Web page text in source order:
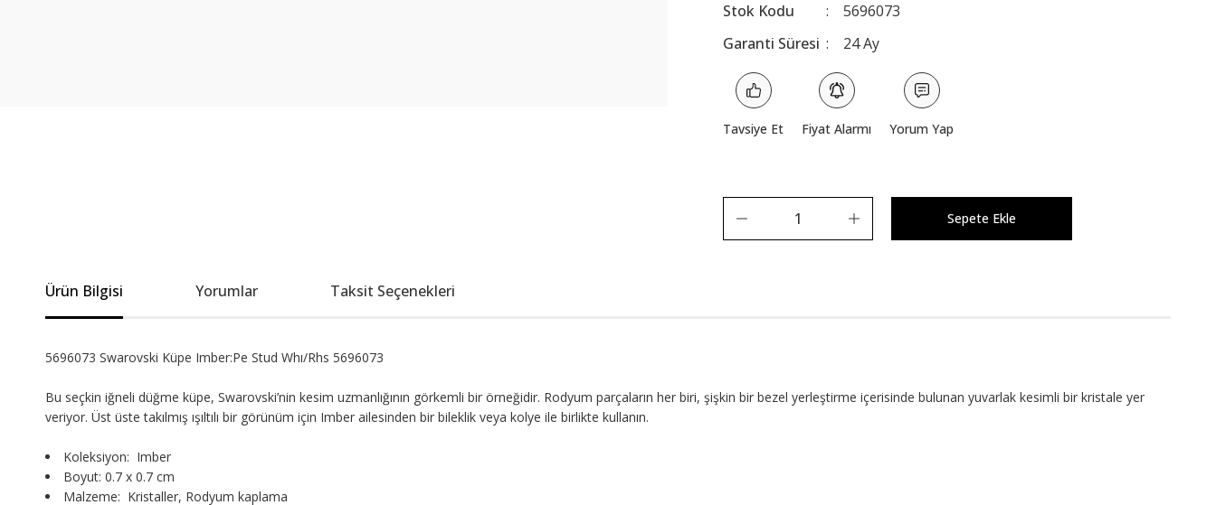
Stok Kodu
5696073
Garanti Süresi
24 Ay
Tavsiye Et Fiyat Alarmı Yorum Yap
Sepete Ekle
Ürün Bilgisi Yorumlar Taksit Seçenekleri
5696073 Swarovski Küpe Imber:Pe Stud Whı/Rhs 5696073
Bu seçkin iğneli düğme küpe, Swarovski’nin kesim uzmanlığının görkemli bir örneğidir. Rodyum parçaların her biri, şişkin bir bezel yerleştirme içerisinde bulunan yuvarlak kesimli bir kristale yer
veriyor. Üst üste takılmış ışıltılı bir görünüm için Imber ailesinden bir bileklik veya kolye ile birlikte kullanın.
Koleksiyon: Imber
Boyut: 0.7 x 0.7 cm
Malzeme: Kristaller, Rodyum kaplama